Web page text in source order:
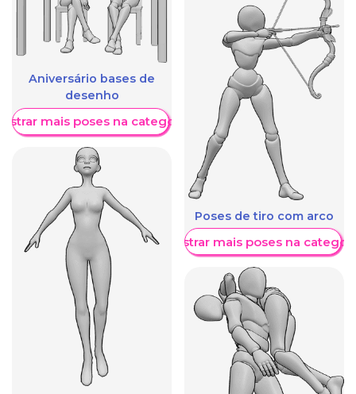
Aniversário bases de
desenho
mais poses na categoria
Poses de tiro com arco
Mostrar mais poses na